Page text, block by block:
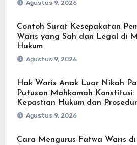
Agustus 9, 2026
Contoh Surat Kesepakatan
Waris yang Sah dan Legal di
Hukum
Agustus 9, 2026
Hak Waris Anak Luar Nikah
Putusan Mahkamah Konstitusi:
Kepastian Hukum dan
Agustus 9, 2026
Cara Mengurus Fatwa Waris di